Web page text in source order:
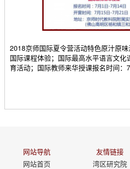
2018京师国际夏令营活动特色原汁原
国际课程体验；国际最高水平语言文
育活动；国际教师来华授课报名时间
织/支持机构北京大学国际教育交流研
滨联合教育局环球青少年大使计划组委
网站导航
网站首页
友情链接
湾区研究院